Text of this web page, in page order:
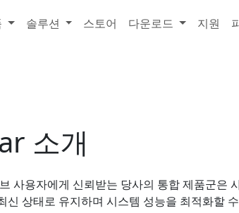
솔루션 스토어 다운로드 지원
소개
사용자에게 신뢰받는 당사의 통합 제품군은
신 상태로 유지하며 시스템 성능을 최적화할